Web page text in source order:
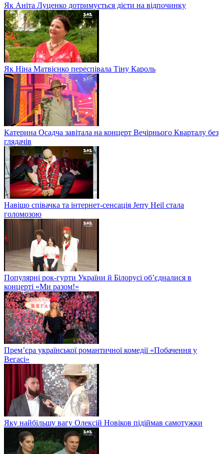
Як Аніта Луценко дотримується дієти на відпочинку
Як Ніна Матвієнко переспівала Тіну Кароль
Катерина Осадча завітала на концерт Вечірнього Кварталу без
глядачів
Навіщо співачка та інтернет-сенсація Jerry Heil стала
голомозою
Популярні рок-гурти України й Білорусі об’єдналися в
концерті «Ми разом!»
Прем’єра української романтичної комедії «Побачення у
Вегасі»
Яку найбільшу вагу Олексій Новіков підіймав самотужки